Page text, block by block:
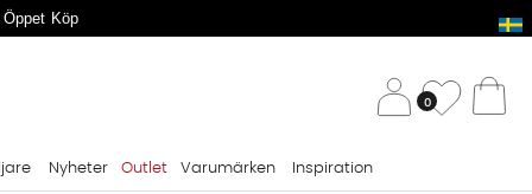
Köp
0
Nyheter Outlet Varumärken Inspiration